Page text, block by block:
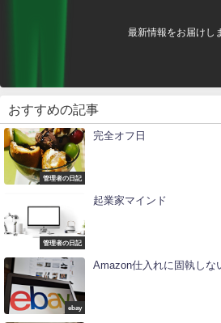
最新情報をお届けし
おすすめの記事
管理者の日記
完全オフ日
管理者の日記
起業家マインド
ebay
Amazon仕入れに固執しな